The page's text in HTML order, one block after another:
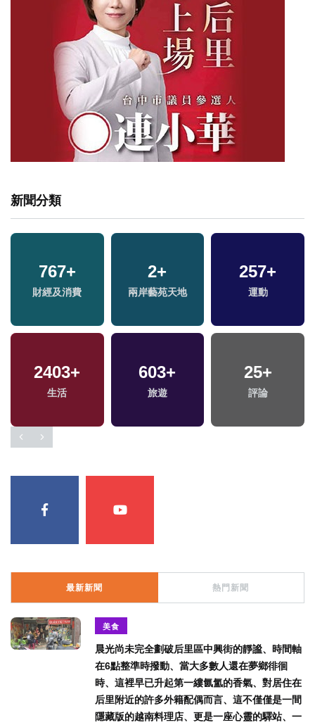
新聞分類
767+
財經及消費
2+
兩岸藝苑天地
257+
運動
2403+
生活
603+
旅遊
25+
評論
最新新聞 熱門新聞
美食
晨光尚未完全劃破后里區中興街的靜謐、時間軸
在6點整準時撥動、當大多數人還在夢鄉徘徊
時、這裡早已升起第一縷氤氳的香氣、對居住在
后里附近的許多外籍配偶而言、這不僅僅是一間
隱藏版的越南料理店、更是一座心靈的驛站、一